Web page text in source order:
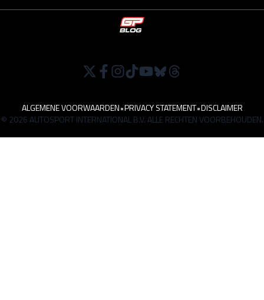
ALGEMENE VOORWAARDEN•PRIVACY STATEMENT•DISCLAIMER
© 2026 AUTOSPORT INTERNATIONAL B.V. ALLE RECHTEN VOORBEHOUDEN.